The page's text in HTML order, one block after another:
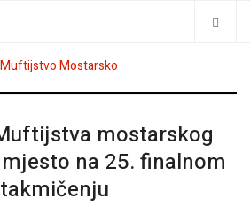
Traži
mostarskog
na 25. finalnom